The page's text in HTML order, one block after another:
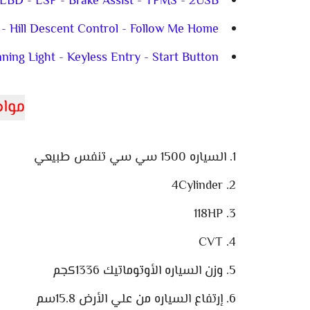
Hill Descent Control - Follow Me Home
Light - Keyless Entry - Start Button
السياره 1500 سي سي تنفس طبيعي
4Cylinder
118HP
CVT
وزن السياره الأوتوماتيك 1336كجم
إرتفاع السياره من علي الأرض 15.8سم